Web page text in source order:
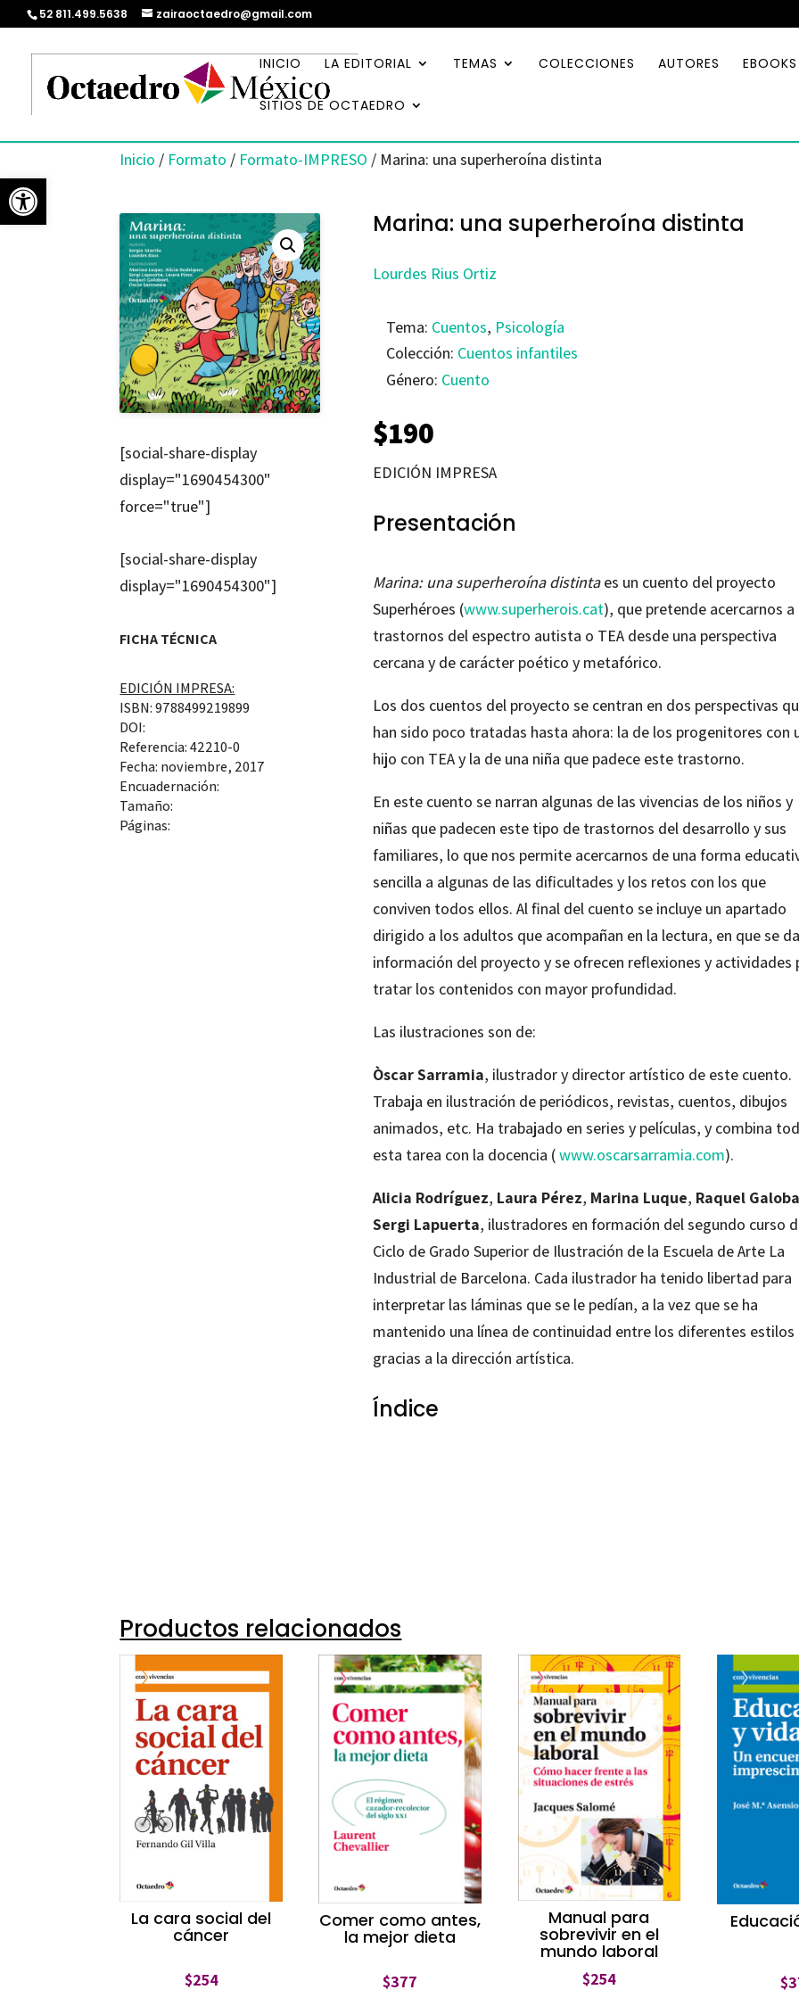
Abrir barra de herramientas
52 811.499.5638 zairaoctaedro@gmail.com
INICIO LA EDITORIAL TEMAS COLECCIONES AUTORES EBOOKS
SITIOS DE OCTAEDRO
Inicio / Formato / Formato-IMPRESO / Marina: una superheroína distinta
[social-share-display
display="1690454300"
force="true"]
[social-share-display
display="1690454300"]
FICHA TÉCNICA
EDICIÓN IMPRESA:
ISBN: 9788499219899
DOI:
Referencia: 42210-0
Fecha: noviembre, 2017
Encuadernación:
Tamaño:
Páginas:
Marina: una superheroína distinta
Lourdes Rius Ortiz
Tema: Cuentos, Psicología
Colección: Cuentos infantiles
Género: Cuento
$190
EDICIÓN IMPRESA
Presentación
Marina: una superheroína distintaes un cuento del proyecto
Superhéroes (www.superherois.cat), que pretende acercarnos a
trastornos del espectro autista o TEA desde una perspectiva
cercana y de carácter poético y metafórico.
Los dos cuentos del proyecto se centran en dos perspectivas
han sido poco tratadas hasta ahora: la de los progenitores con
hijo con TEA y la de una niña que padece este trastorno.
En este cuento se narran algunas de las vivencias de los niños y
niñas que padecen este tipo de trastornos del desarrollo y sus
familiares, lo que nos permite acercarnos de una forma
sencilla a algunas de las dificultades y los retos con los que
conviven todos ellos. Al final del cuento se incluye un apartado
dirigido a los adultos que acompañan en la lectura, en que se da
información del proyecto y se ofrecen reflexiones y actividades
tratar los contenidos con mayor profundidad.
Las ilustraciones son de:
Òscar Sarramia, ilustrador y director artístico de este cuento.
Trabaja en ilustración de periódicos, revistas, cuentos, dibujos
animados, etc. Ha trabajado en series y películas, y combina
esta tarea con la docencia (www.oscarsarramia.com).
Alicia Rodríguez, Laura Pérez, Marina Luque, Raquel
Sergi Lapuerta, ilustradores en formación del segundo curso
Ciclo de Grado Superior de Ilustración de la Escuela de Arte La
Industrial de Barcelona. Cada ilustrador ha tenido libertad para
interpretar las láminas que se le pedían, a la vez que se ha
mantenido una línea de continuidad entre los diferentes estilos
gracias a la dirección artística.
Índice
Productos relacionados
La cara social del
cáncer
$254
Comer como antes,
la mejor dieta
$377
Manual para
sobrevivir en el
mundo laboral
$254 $